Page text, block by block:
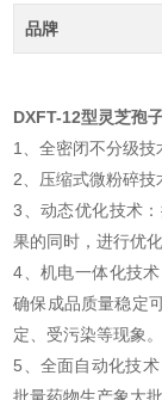
品牌
DXFT-12型灵芝孢
1、全密闭不分级技
2、压缩式微粉碎技
3、动态优化技术
果的同时，进行优
4、机电一体化技
确保成品质量稳定
定、受污染等现象。
5、全面自动化技